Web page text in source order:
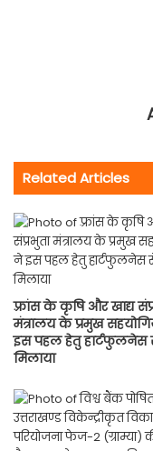
Related Articles
फ़्रांस के कृषि और खाद्य
मंत्रालय के प्रमुख
इस पहल हेतु हार्टफुलनेस
मिलाया